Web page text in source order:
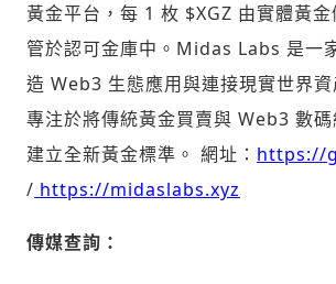
黃金平台，每 1 枚 $XGZ 由實體黃
管於認可金庫中。Midas Labs 是一
造 Web3 生態應用與連接現實世界資
專注於將傳統黃金買賣與 Web3 數碼
建立全新黃金標準。 網址： https://
/ https://midaslabs.xyz
傳媒查詢：